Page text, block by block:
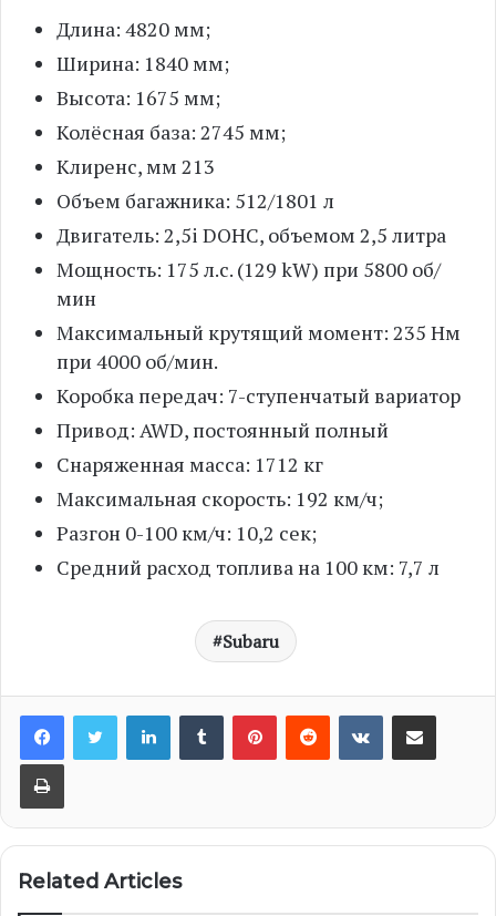
Длина: 4820 мм;
Ширина: 1840 мм;
Высота: 1675 мм;
Колёсная база: 2745 мм;
Клиренс, мм 213
Объем багажника: 512/1801 л
Двигатель: 2,5i DOHC, объемом 2,5 литра
Мощность: 175 л.с. (129 kW) при 5800 об/
мин
Максимальный крутящий момент: 235 Нм
при 4000 об/мин.
Коробка передач: 7-ступенчатый вариатор
Привод: AWD, постоянный полный
Снаряженная масса: 1712 кг
Максимальная скорость: 192 км/ч;
Разгон 0-100 км/ч: 10,2 сек;
Средний расход топлива на 100 км: 7,7 л
Subaru
LinkedInTumblrPinterest
RedditVKontakte
Share via Email
Print
Related Articles